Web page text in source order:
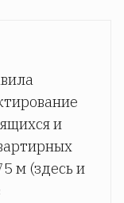
и
м (здесь и